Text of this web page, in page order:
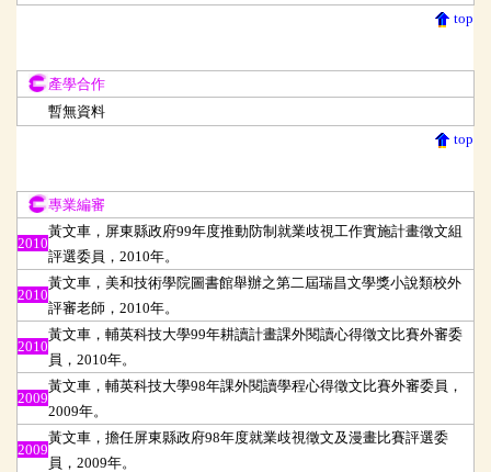
top
產學合作
暫無資料
top
專業編審
2010
黃文車，屏東縣政府99年度推動防制就業歧視工作實施計畫徵文組
評選委員，2010年。
2010
黃文車，美和技術學院圖書館舉辦之第二屆瑞昌文學獎小說類校外
評審老師，2010年。
2010
黃文車，輔英科技大學99年耕讀計畫課外閱讀心得徵文比賽外審委
員，2010年。
2009
黃文車，輔英科技大學98年課外閱讀學程心得徵文比賽外審委員，
2009年。
2009
黃文車，擔任屏東縣政府98年度就業歧視徵文及漫畫比賽評選委
員，2009年。